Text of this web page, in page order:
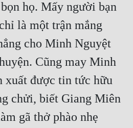
họ. Mấy người bạn
là một trận mắng
cho Minh Nguyệt
Cũng may Minh
xuất được tin tức hữu
chửi, biết Giang Miên
gã thở phào nhẹ